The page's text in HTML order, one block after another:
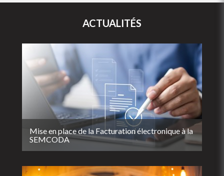
ACTUALITÉS
Mise en place de la Facturation électronique à la
SEMCODA